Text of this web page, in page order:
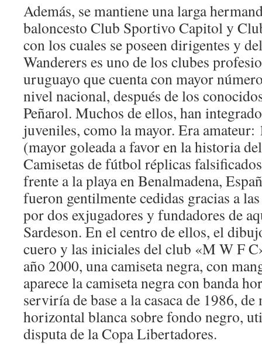
Además, se mantiene una larga
baloncesto Club Sportivo Capitol y
con los cuales se poseen dirigentes y
Wanderers es uno de los clubes
uruguayo que cuenta con mayor
nivel nacional, después de los
Peñarol. Muchos de ellos, han
juveniles, como la mayor. Era amateur:
(mayor goleada a favor en la historia
Camisetas de fútbol réplicas
frente a la playa en Benalmadena,
fueron gentilmente cedidas gracias a
por dos exjugadores y fundadores de
Sardeson. En el centro de ellos, el
cuero y las iniciales del club «M W F
año 2000, una camiseta negra, con
aparece la camiseta negra con banda
serviría de base a la casaca de 1986, de
horizontal blanca sobre fondo negro,
disputa de la Copa Libertadores.